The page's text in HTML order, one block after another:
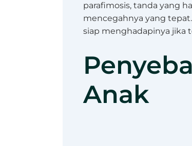
parafimosis, tanda yang
mencegahnya yang
siap menghadapinya jika
Anak